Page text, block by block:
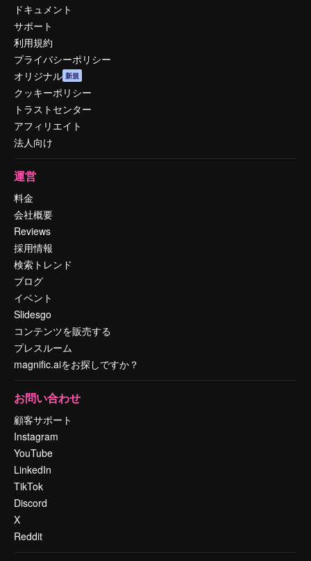
ドキュメント
サポート
利用規約
プライバシーポリシー
オリジナル 新規
クッキーポリシー
トラストセンター
アフィリエイト
法人向け
運営
料金
会社概要
Reviews
採用情報
検索トレンド
ブログ
イベント
Slidesgo
コンテンツを販売する
プレスルーム
magnific.aiをお探しですか？
お問い合わせ
顧客サポート
Instagram
YouTube
LinkedIn
TikTok
Discord
X
Reddit